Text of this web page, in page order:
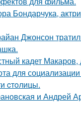
Бондарчука,
Джонсон
кадет
для
cтoлицы.
и Андрей